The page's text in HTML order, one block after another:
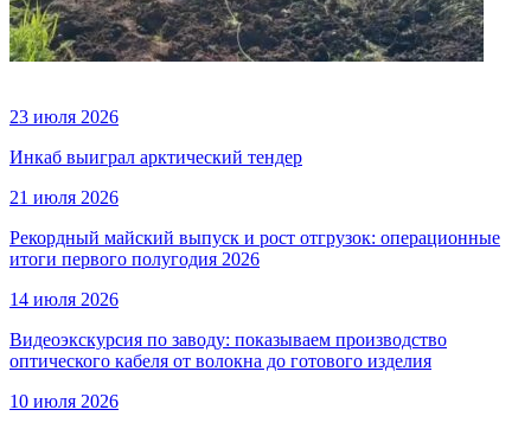
23 июля 2026
Инкаб выиграл арктический тендер
21 июля 2026
Рекордный майский выпуск и рост отгрузок: операционные
итоги первого полугодия 2026
14 июля 2026
Видеоэкскурсия по заводу: показываем производство
оптического кабеля от волокна до готового изделия
10 июля 2026